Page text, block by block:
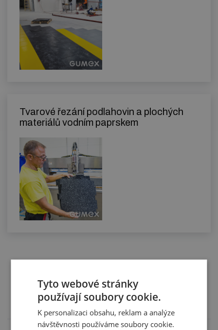
Tvarové řezání podlahovin a plochých
materiálů vodním paprskem
Zde je pro vás připravené příslušenství, které
doporučujeme k tomuto produktu.
Tyto webové stránky
používají soubory cookie.
K personalizaci obsahu, reklam a analýze
návštěvnosti používáme soubory cookie.